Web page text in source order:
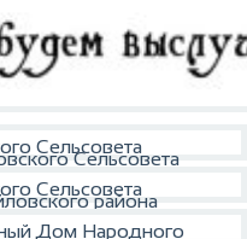
Сельсовета
района
Дом Народного